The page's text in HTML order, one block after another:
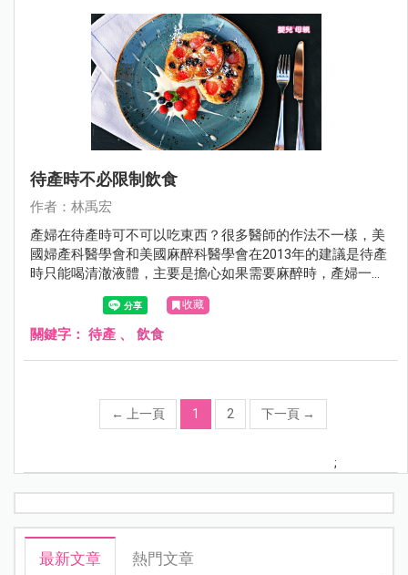
待產時不必限制飲食
作者：林禹宏
產婦在待產時可不可以吃東西？很多醫師的作法不一樣，美
國婦產科醫學會和美國麻醉科醫學會在2013年的建議是待產
時只能喝清澈液體，主要是擔心如果需要麻醉時，產婦一旦
嘔吐可能會嗆到或導致吸入性肺炎。甚至對一些高危險群的
產婦，例如過度肥胖、糖尿病、呼吸道有問題、或是可能需
要開刀的產婦則應該進一步限制水份。但是世界衛生組織則
收藏
關鍵字： 待產 、 飲食
← 上一頁 1 2 下一頁 →
;
最新文章 熱門文章